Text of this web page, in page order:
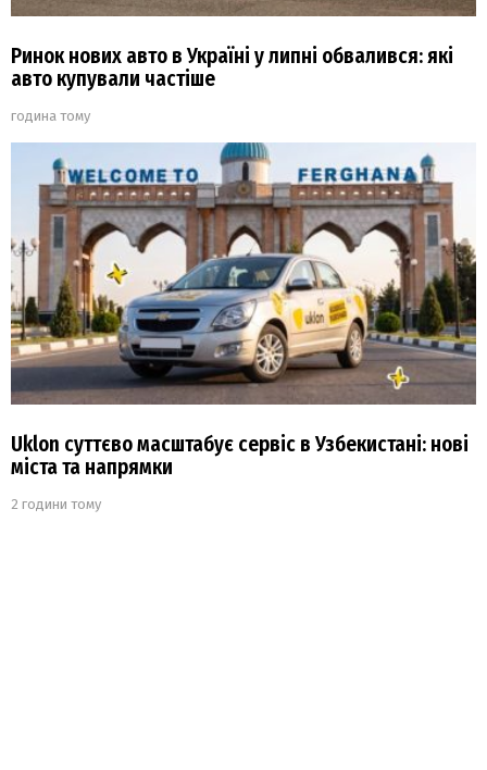
Ринок нових авто в Україні у липні обвалився: які
авто купували частіше
година тому
Uklon суттєво масштабує сервіс в Узбекистані: нові
міста та напрямки
2 години тому